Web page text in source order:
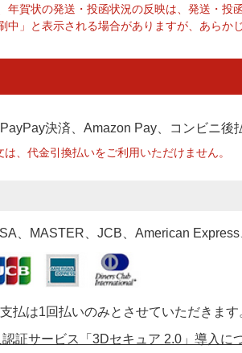
年賀状の発送・投函状況の反映は、発送・
中」と表示される場合がありますが、あらか
決済 、Amazon Pay、コンビニ後
、代金引換払いをご利用いただけません。
、MASTER、JCB、American Express
払は1回払いのみとさせていただきます
証サービス「3Dセキュア 2.0」導入に